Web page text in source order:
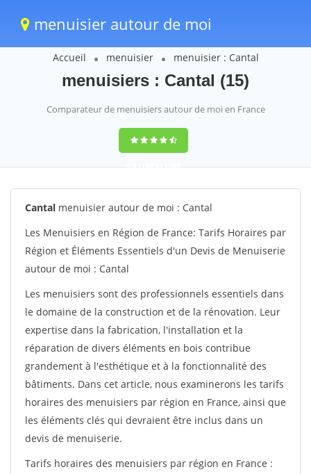
menuisier autour de moi
Accueil menuisier menuisier : Cantal
menuisiers : Cantal (15)
Comparateur de menuisiers autour de moi en France
9,6(100%)1388
votes
Cantal menuisier autour de moi : Cantal
Les Menuisiers en Région de France: Tarifs Horaires par
Région et Éléments Essentiels d'un Devis de Menuiserie
autour de moi : Cantal
Les menuisiers sont des professionnels essentiels dans
le domaine de la construction et de la rénovation. Leur
expertise dans la fabrication, l'installation et la
réparation de divers éléments en bois contribue
grandement à l'esthétique et à la fonctionnalité des
bâtiments. Dans cet article, nous examinerons les tarifs
horaires des menuisiers par région en France, ainsi que
les éléments clés qui devraient être inclus dans un
devis de menuiserie.
Tarifs horaires des menuisiers par région en France :